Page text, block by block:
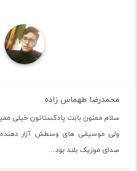
طهماس زاده
ممنون بابت پادکستاتون خیلی مفید بودن
موسیقی های وسطش آزار دهنده بود و
موزیک بلند بود…